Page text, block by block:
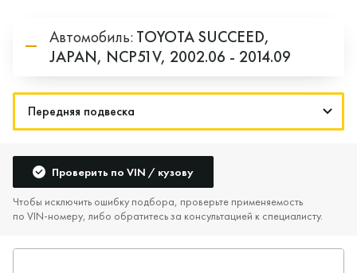
Автомобиль: TOYOTASUCCEED,
JAPAN, NCP51V, 2002.06 - 2014.09
Проверить по VIN / кузову
Чтобы исключить ошибку подбора, проверьте применяемость
по VIN‑номеру, либо обратитесь за консультацией к специалисту.